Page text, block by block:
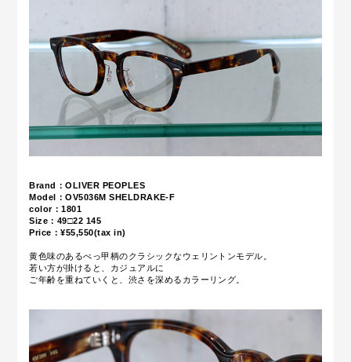
Brand：OLIVER PEOPLES
Model：OV5036M SHELDRAKE-F
color：1801
Size：49□22 145
Price：¥55,550(tax in)
黄色味のあるべっ甲柄のクラシックなウェリントンモデル。
若い方が掛けると、カジュアルに
ご年齢を重ねていくと、渋さを深めるカラーリング。